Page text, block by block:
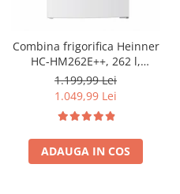
Combina frigorifica Heinner
HC-HM262E++, 262 l,
Control electronic,
Iluminare LED, Usi
reversibile, Clasa E, H 180
cm, Alb
1.199,99 Lei
1.049,99 Lei
ADAUGA IN COS